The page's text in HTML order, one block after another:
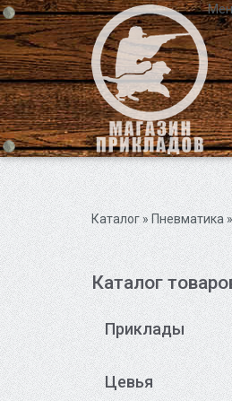
Каталог» Пневматика
Каталог
Приклады
Цевья